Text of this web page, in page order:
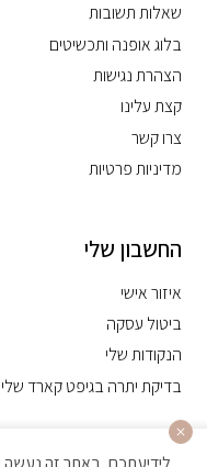
שאלות תשובות
בלוג אופנה ותכשיטים
הצהרת נגישות
קצת עלינו
צרו קשר
מדיניות פרטיות
החשבון שלי
איזור אישי
ביטול עסקה
הנקודות שלי
בדיקת יתרה בגיפט קארד שלי